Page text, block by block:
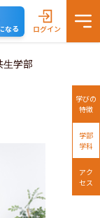
なる ログイン
生学部
学びの
特徴
学部
学科
アク
セス